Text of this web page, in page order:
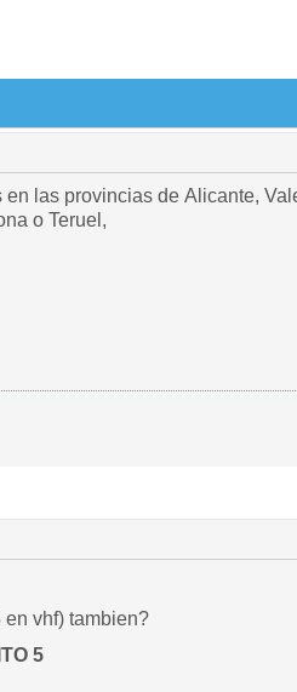
las provincias de Alicante,
o Teruel,
vhf) tambien?
5